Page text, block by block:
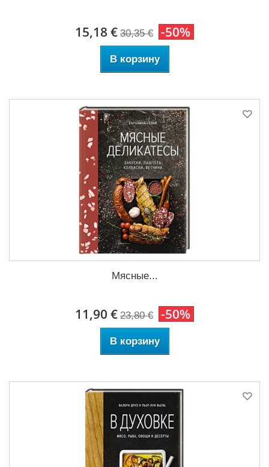
15,18 € 30,35 € -50%
В корзину
Мясные...
11,90 € 23,80 € -50%
В корзину